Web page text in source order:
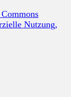
Nutzung,